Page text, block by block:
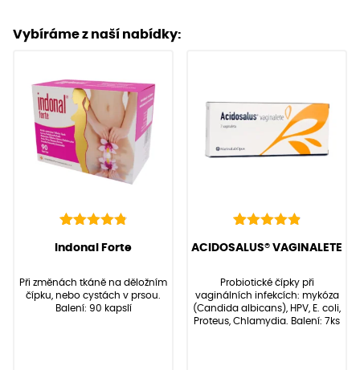
Vybíráme z naší nabídky:
4.90
základě
hodnocení
zákazníků
(Hodnocení:136
Indonal Forte
Při změnách tkáně na děložním
čípku, nebo cystách v prsou.
Balení: 90 kapslí
4.95
základě
hodnocení
zákazníků
(Hodnocení:22)
ACIDOSALUS® VAGINALETE
Probiotické čípky při
vaginálních infekcích: mykóza
(Candida albicans), HPV, E. coli,
Proteus, Chlamydia. Balení: 7ks